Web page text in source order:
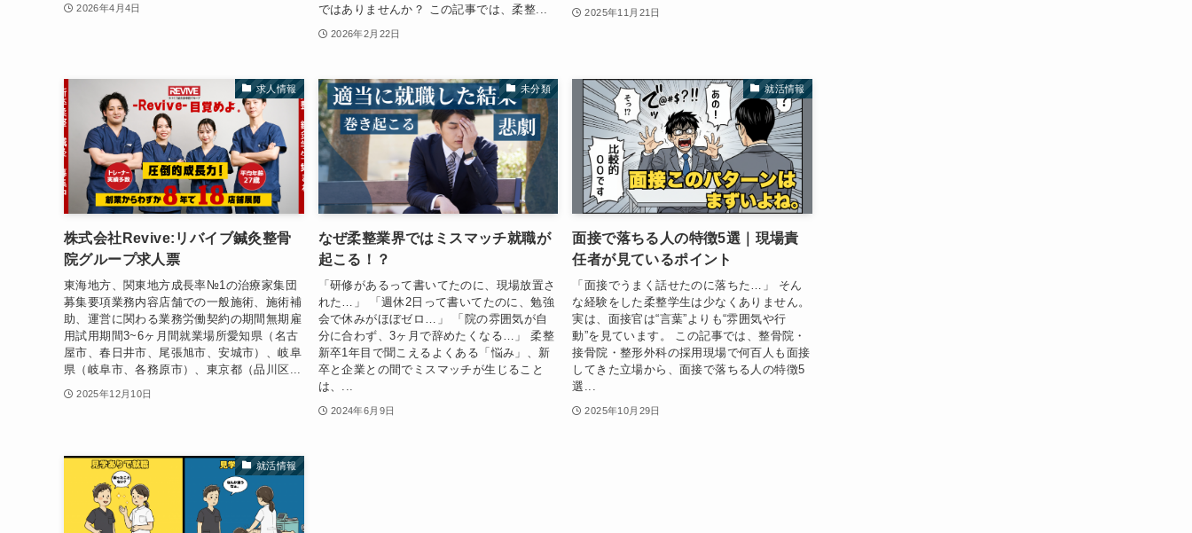
2026年4月4日
ではありませんか？ この記事では、柔整...
2026年2月22日
2025年11月21日
求人情報
株式会社Revive:リバイブ鍼灸整骨
院グループ求人票
東海地方、関東地方成長率№1の治療家集団
募集要項業務内容店舗での一般施術、施術補
助、運営に関わる業務労働契約の期間無期雇
用試用期間3~6ヶ月間就業場所愛知県（名古
屋市、春日井市、尾張旭市、安城市）、岐阜
県（岐阜市、各務原市）、東京都（品川区...
2025年12月10日
未分類
なぜ柔整業界ではミスマッチ就職が
起こる！？
「研修があるって書いてたのに、現場放置さ
れた…」 「週休2日って書いてたのに、勉強
会で休みがほぼゼロ…」 「院の雰囲気が自
分に合わず、3ヶ月で辞めたくなる…」 柔整
新卒1年目で聞こえるよくある「悩み」、新
卒と企業との間でミスマッチが生じること
は、...
2024年6月9日
就活情報
面接で落ちる人の特徴5選｜現場責
任者が見ているポイント
「面接でうまく話せたのに落ちた…」 そん
な経験をした柔整学生は少なくありません。
実は、面接官は“言葉”よりも“雰囲気や行
動”を見ています。 この記事では、整骨院・
接骨院・整形外科の採用現場で何百人も面接
してきた立場から、面接で落ちる人の特徴5
選...
2025年10月29日
就活情報